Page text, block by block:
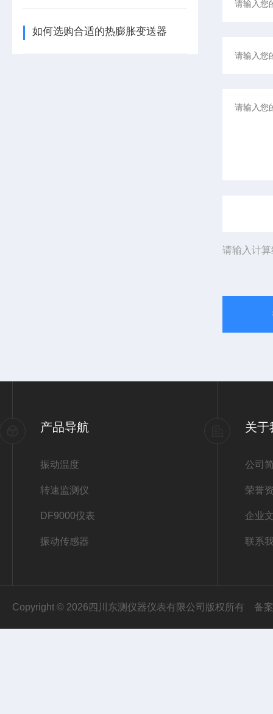
如何选购合适的热膨胀变送器
请输入计
产品导航
振动温度
转速监测仪
DF9000仪表
振动传感器
关于
公司
荣誉
企业
联系
Copyright © 2026四川东测仪器仪表有限公司版权所有 备